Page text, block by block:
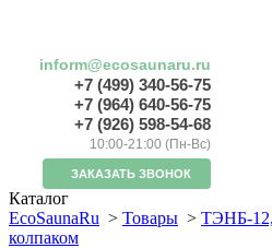
inform@ecosaunaru.ru
+7 (499) 340-56-75
+7 (964) 640-56-75
+7 (926) 598-54-68
10:00-21:00 (Пн-Вс)
ЗАКАЗАТЬ ЗВОНОК
Каталог
EcoSaunaRu > Товары > ТЭНБ-
колпаком